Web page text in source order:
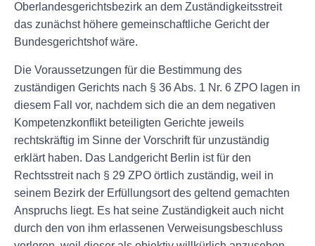
Oberlandesgerichtsbezirk an dem Zuständigkeitsstreit
das zunächst höhere gemeinschaftliche Gericht der
Bundesgerichtshof wäre.
Die Voraussetzungen für die Bestimmung des
zuständigen Gerichts nach § 36 Abs. 1 Nr. 6 ZPO lagen in
diesem Fall vor, nachdem sich die an dem negativen
Kompetenzkonflikt beteiligten Gerichte jeweils
rechtskräftig im Sinne der Vorschrift für unzuständig
erklärt haben. Das Landgericht Berlin ist für den
Rechtsstreit nach § 29 ZPO örtlich zuständig, weil in
seinem Bezirk der Erfüllungsort des geltend gemachten
Anspruchs liegt. Es hat seine Zuständigkeit auch nicht
durch den von ihm erlassenen Verweisungsbeschluss